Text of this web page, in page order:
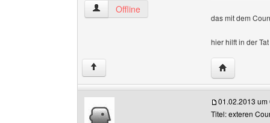
mkurschatke Benutzer-Profile anzeigen
Offline
das mit dem
hier hilft in der
↑ Website
01.02.2013 um
Titel: exteren